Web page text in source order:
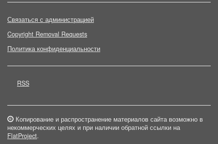
Связаться с администрацией
Copyright Removal Requests
Политика конфиденциальности
RSS
Копирование и распространение материалов сайта возможно в
некоммерческих целях и при наличии обратной ссылки на
FlatProject.